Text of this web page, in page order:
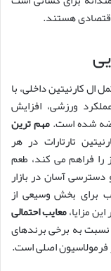
هستند.
ال کارنیتین داخلی، با
ورزشی، افزایش
شده است.مهم ترین
تارتارات در هر
فراهم می کند، طعم
دسترسی آسان در بازار
برای بخش وسیعی از
مزایا،معایب احتمالی
به برخی برندهای
اصلی است.